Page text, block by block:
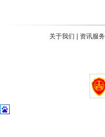
关于我们 资讯服务